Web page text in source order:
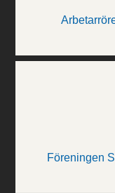
Föreningen